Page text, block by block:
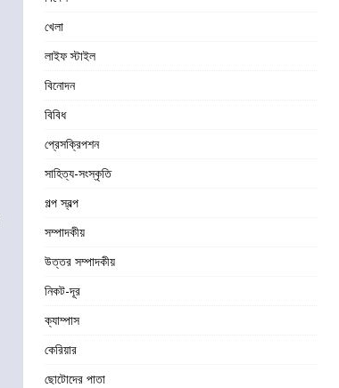
খেলা
লাইফ স্টাইল
বিনোদন
বিবিধ
প্রেসক্রিপশন
সাহিত্য-সংস্কৃতি
গল্প স্বল্প
সম্পাদকীয়
উত্তর সম্পাদকীয়
নিকট-দূর
ক্যাম্পাস
কেরিয়ার
ছোটোদের পাতা